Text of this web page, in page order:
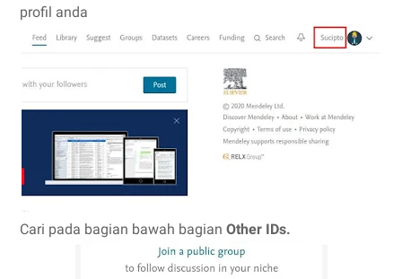
profil anda
Cari pada bagian bawah bagian Other IDs.